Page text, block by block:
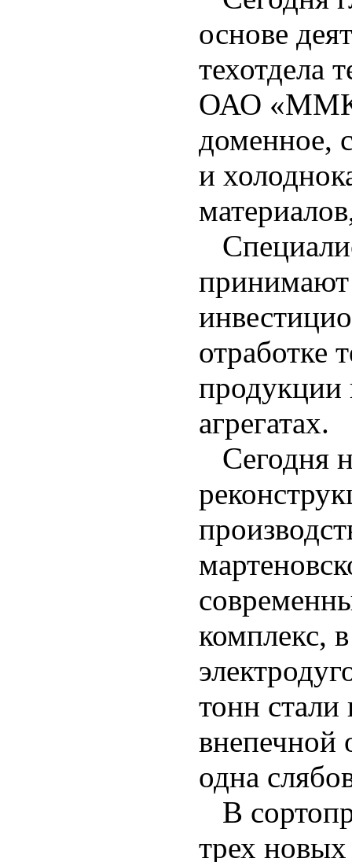
основе
техотдела
ОАО «ММК»
доменное,
и
принимают
отработке
продукции
агрегатах.
Сегодня
комплекс,
тонн стали
внепечной
одна
В
трех